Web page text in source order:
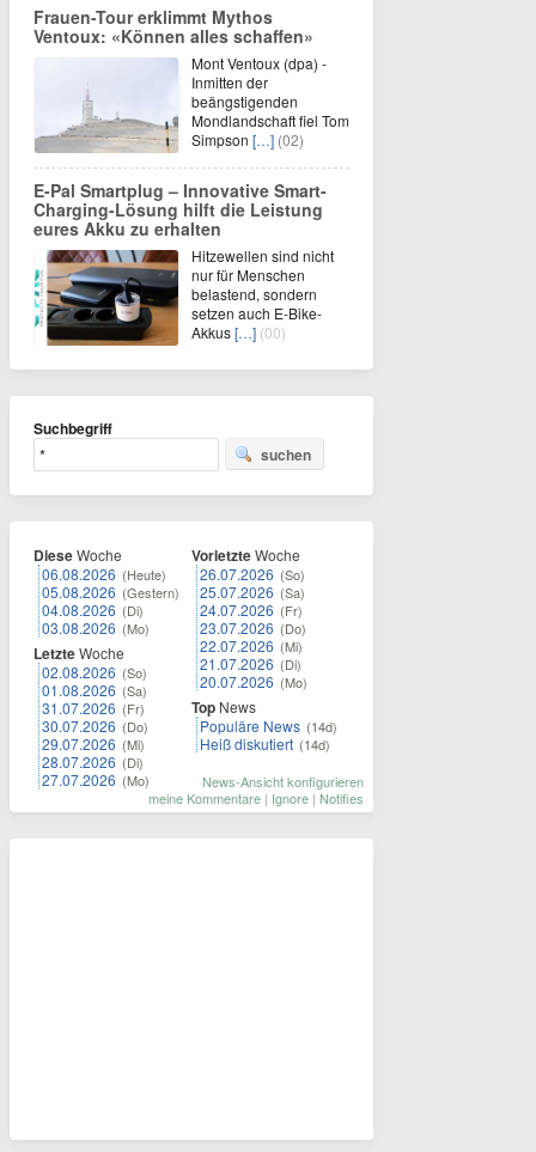
Frauen-Tour erklimmt Mythos
Ventoux: «Können alles schaffen»
Mont Ventoux (dpa) -
Inmitten der
beängstigenden
Mondlandschaft fiel Tom
Simpson […] (02)
E-Pal Smartplug – Innovative Smart-
Charging-Lösung hilft die Leistung
eures Akku zu erhalten
Hitzewellen sind nicht
nur für Menschen
belastend, sondern
setzen auch E-Bike-
Akkus[…] (00)
Suchbegriff
suchen
DieseWoche
06.08.2026 (Heute)
05.08.2026 (Gestern)
04.08.2026 (Di)
03.08.2026 (Mo)
LetzteWoche
02.08.2026 (So)
01.08.2026 (Sa)
31.07.2026 (Fr)
30.07.2026 (Do)
29.07.2026 (Mi)
28.07.2026 (Di)
27.07.2026 (Mo)
VorletzteWoche
26.07.2026 (So)
25.07.2026 (Sa)
24.07.2026 (Fr)
23.07.2026 (Do)
22.07.2026 (Mi)
21.07.2026 (Di)
20.07.2026 (Mo)
Top News
Populäre News (14d)
Heiß diskutiert (14d)
News-Ansicht konfigurieren
meine Kommentare | Ignore | Notifies